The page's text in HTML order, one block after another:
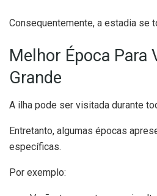
Consequentemente, a estadia se
Melhor Época Para
Grande
A ilha pode ser visitada durante
Entretanto, algumas épocas
específicas.
Por exemplo: